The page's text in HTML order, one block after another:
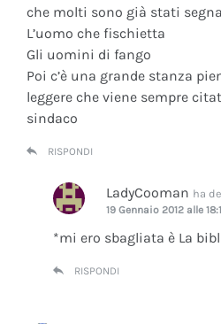
che molti sono già stati
L’uomo che fischietta
Gli uomini di fango
Poi c’è una grande stanza
leggere che viene sempre
sindaco
RISPONDI
LadyCooman ha
19 Gennaio 2012 alle
*mi ero sbagliata è La
RISPONDI